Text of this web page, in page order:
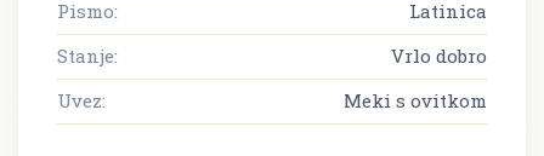
Pismo:
Latinica
Stanje:
Vrlo dobro
Uvez:
Meki s ovitkom